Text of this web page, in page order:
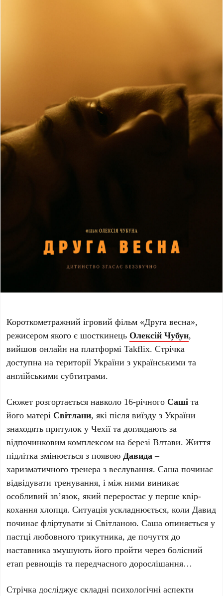
Короткометражний ігровий фільм «Друга весна»,
режисером якого є шосткинець Олексій Чубун,
вийшов онлайн на платформі Takflix. Стрічка
доступна на території України з українськими та
англійськими субтитрами.
Сюжет розгортається навколо 16-річного Саші та
його матері Світлани, які після виїзду з України
знаходять притулок у Чехії та доглядають за
відпочинковим комплексом на березі Влтави. Життя
підлітка змінюється з появоюДавида–
харизматичного тренера з веслування. Саша починає
відвідувати тренування, і між ними виникає
особливий зв’язок, який переростає у перше квір-
кохання хлопця. Ситуація ускладнюється, коли Давид
починає фліртувати зі Світланою. Саша опиняється у
пастці любовного трикутника, де почуття до
наставника змушують його пройти через болісний
етап ревнощів та передчасного дорослішання…
Стрічка досліджує складні психологічні аспекти